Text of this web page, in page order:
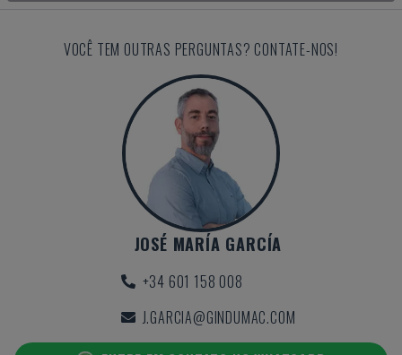
VOCÊ TEM OUTRAS PERGUNTAS? CONTATE-NOS!
JOSÉ MARÍA GARCÍA
+34 601 158 008
J.GARCIA@GINDUMAC.COM